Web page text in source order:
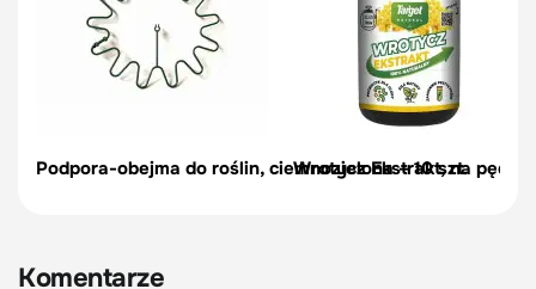
Podpora-obejma do roślin, ciemnozielona – 10 szt.
Wrotycz Ekstrakt, na
Komentarze